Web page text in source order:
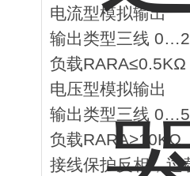
电流型模拟输出
输出类型三线
负载RARA≤0.5KΩ
电压型模拟输出
输出类型三线
负载RARA>10KΩ
接线保护反相，过